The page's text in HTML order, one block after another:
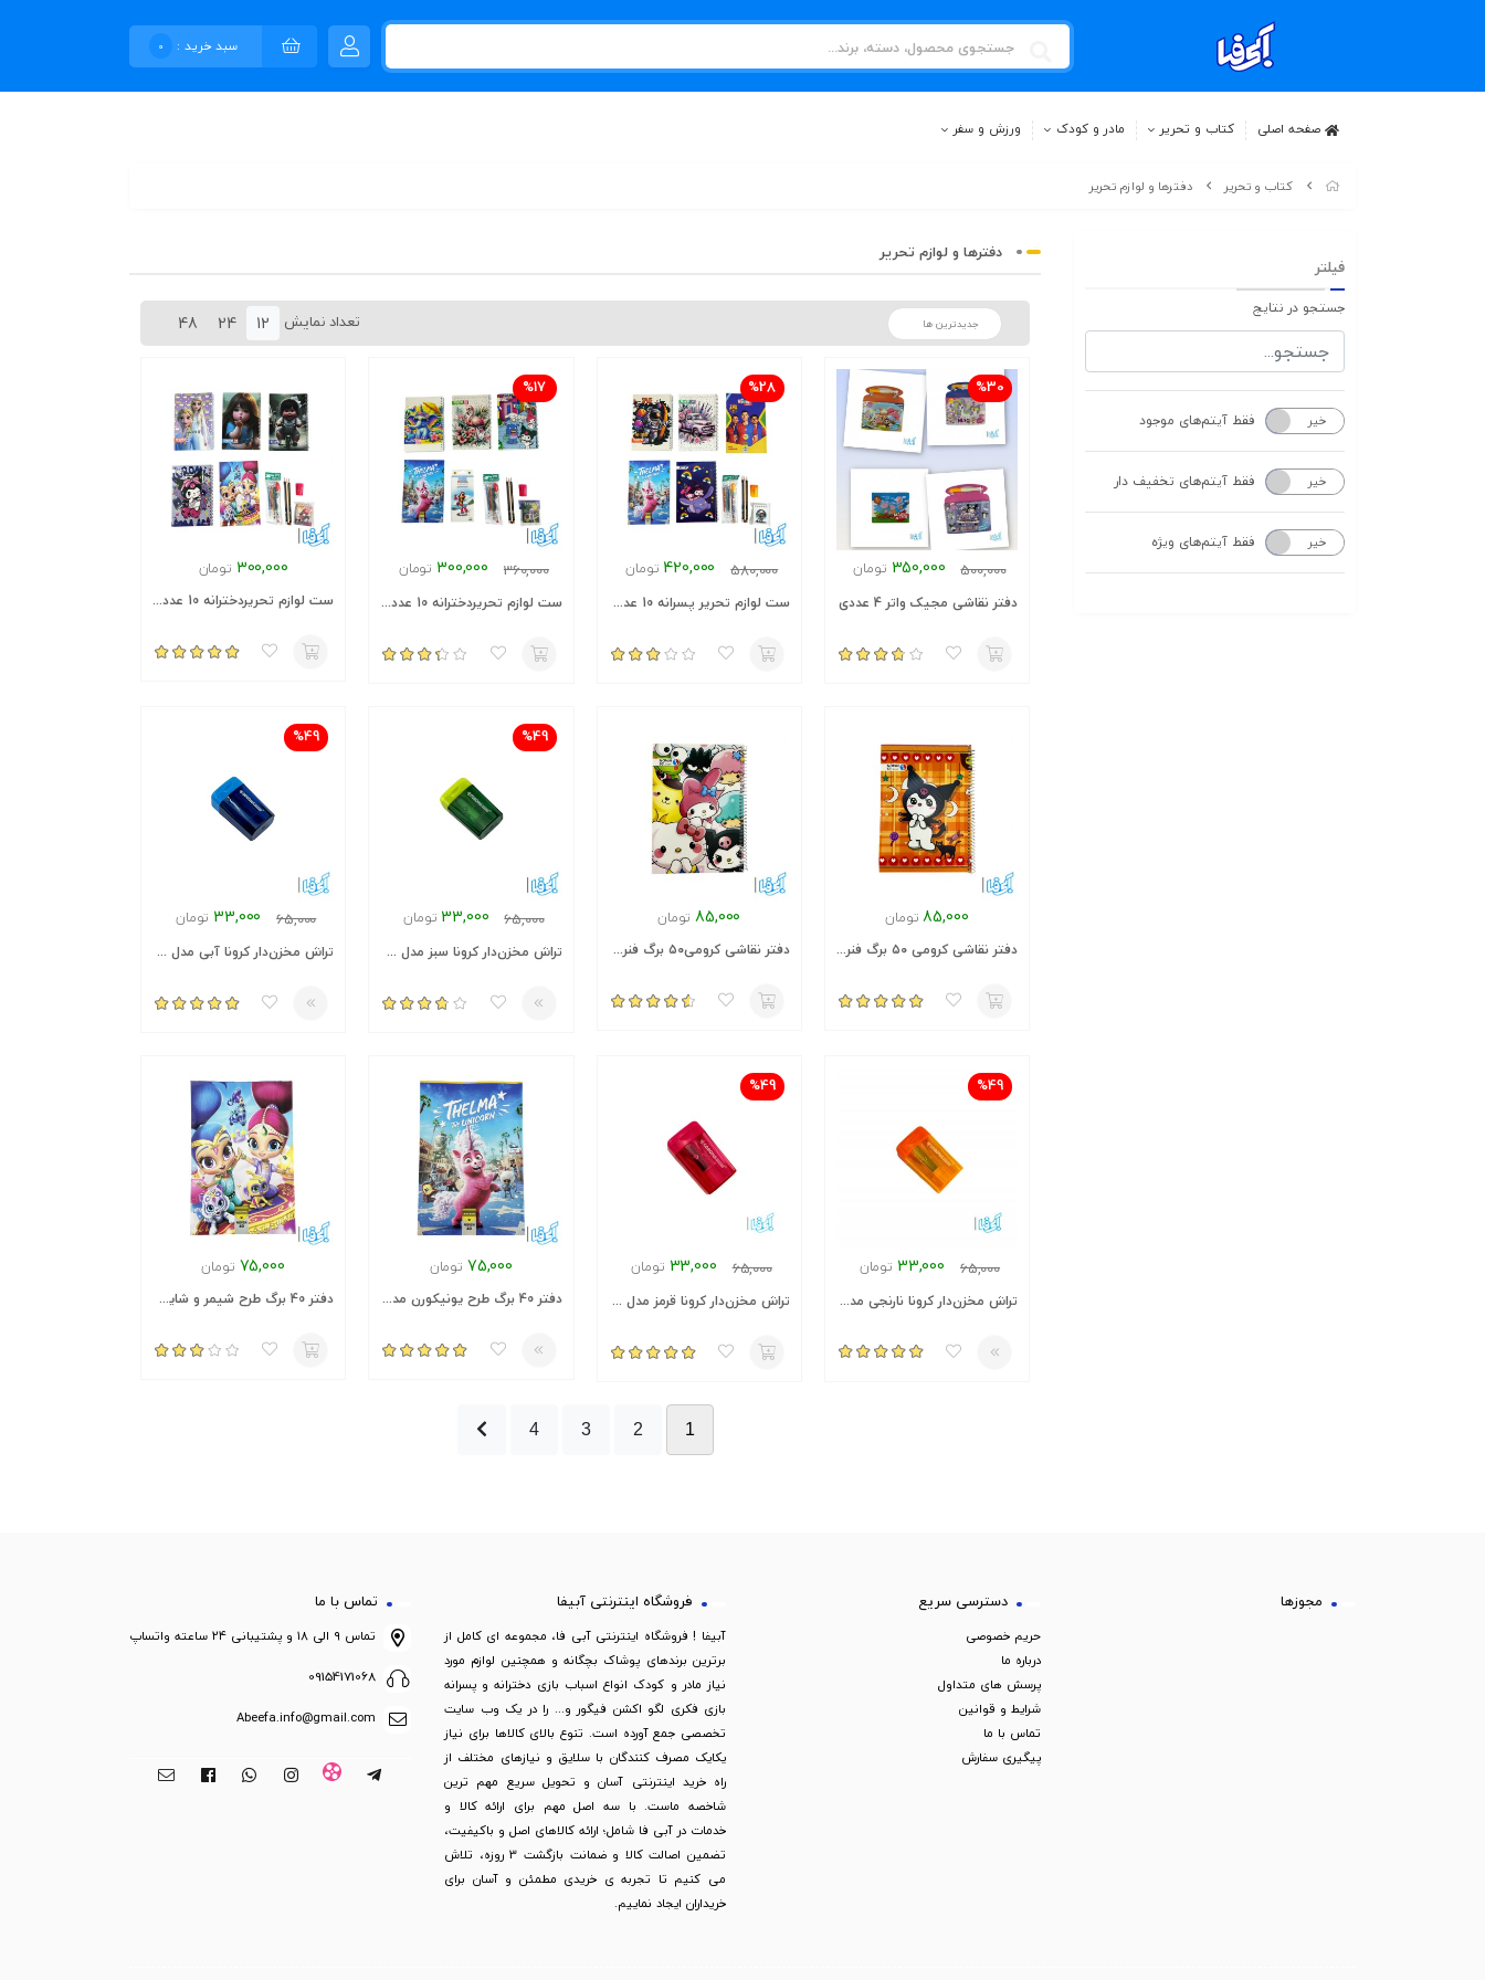
سبد خرید : 0
صفحه اصلی کتاب و تحریر مادر و کودک ورزش و سفر
کتاب و تحریر دفترها و لوازم تحریر
فیلتر
جستجو در نتایج
بله خیر فقط آیتم‌های موجود
بله خیر فقط آیتم‌های تخفیف دار
بله خیر فقط آیتم‌های ویژه
دفترها و لوازم تحریر
تعداد نمایش 12
24
48
500,000
350,000 تومان
دفتر نقاشی مجیک واتر 4 عددی
%30
580,000
420,000 تومان
ست لوازم تحریر پسرانه 10 عددی +هدیه
%28
360,000
300,000 تومان
ست لوازم تحریردخترانه 10 عددی + هدیه
%17
300,000 تومان
ست لوازم تحریردخترانه 10 عددی + هدیه
85,000 تومان
دفتر نقاشی کرومی ۵۰ برگ فنری جلد طلقی
85,000 تومان
دفتر نقاشی کرومی۵۰ برگ فنری جلد طلقی 01
65,000
33,000 تومان
تراش مخزن‌دار کرونا سبز مدل ۴۳۹۵
%49
65,000
33,000 تومان
تراش مخزن‌دار کرونا آبی مدل ۴۳۹۵
%49
65,000
33,000 تومان
تراش مخزن‌دار کرونا نارنجی مدل ۴۳۹۵
%49
65,000
33,000 تومان
تراش مخزن‌دار کرونا قرمز مدل ۴۳۹۵
%49
75,000 تومان
دفتر 40 برگ طرح یونیکورن مدل 6031
75,000 تومان
دفتر 40 برگ طرح شیمر و شاین مدل 6031
1
2
3
4
مجوزها دسترسی سریع
حریم خصوصی
درباره ما
پرسش های متداول
شرایط و قوانین
تماس با ما
پیگیری سفارش
فروشگاه اینترنتی آبیفا
آبیفا ! فروشگاه اینترنتی آبی فا، مجموعه ای کامل از
برترین برندهای پوشاک بچگانه و همچنین لوازم مورد
نیاز مادر و کودک انواع اسباب بازی دخترانه و پسرانه
بازی فکری لگو اکشن فیگور و... را در یک وب سایت
تخصصی جمع آورده است. تنوع بالای کالاها برای نیاز
یکایک مصرف کنندگان با سلایق و نیازهای مختلف از
راه خرید اینترنتی آسان و تحویل سریع مهم ترین
شاخصه ماست. با سه اصل مهم برای ارائه کالا و
خدمات در آبی فا شامل؛ ارائه کالاهای اصل و باکیفیت،
تضمین اصالت کالا و ضمانت بازگشت 3 روزه، تلاش
می کنیم تا تجربه ی خریدی مطمئن و آسان برای
خریداران ایجاد نماییم.
تماس با ما
تماس ۹ الی ۱۸ و پشتیبانی ۲۴ ساعته واتساپ
09154171068
Abeefa.info@gmail.com